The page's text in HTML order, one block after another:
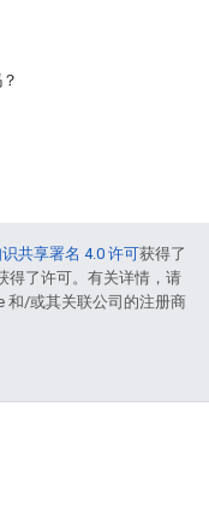
共享署名 4.0 许可获得了
得了许可。有关详情，请
和/或其关联公司的注册商